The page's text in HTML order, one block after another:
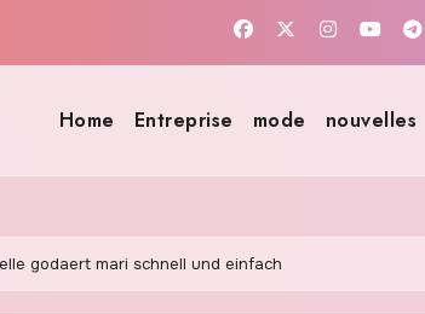
Home Entreprise mode nouvelles
godaert mari schnell und einfach